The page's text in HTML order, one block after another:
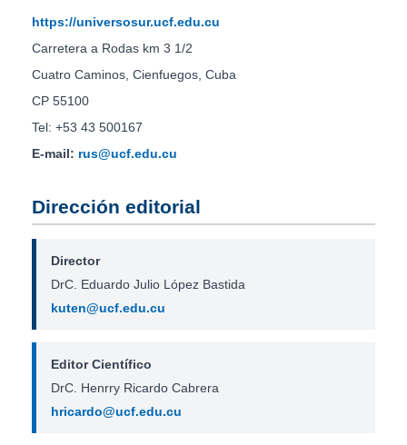
https://universosur.ucf.edu.cu
Carretera a Rodas km 3 1/2
Cuatro Caminos, Cienfuegos, Cuba
CP 55100
Tel: +53 43 500167
E-mail: rus@ucf.edu.cu
Dirección editorial
Director
DrC. Eduardo Julio López Bastida
kuten@ucf.edu.cu
Editor Científico
DrC. Henrry Ricardo Cabrera
hricardo@ucf.edu.cu